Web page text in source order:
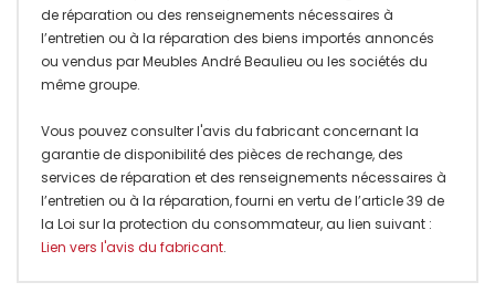
de réparation ou des renseignements nécessaires à
l’entretien ou à la réparation des biens importés annoncés
ou vendus par Meubles André Beaulieu ou les sociétés du
même groupe.
Vous pouvez consulter l'avis du fabricant concernant la
garantie de disponibilité des pièces de rechange, des
services de réparation et des renseignements nécessaires à
l’entretien ou à la réparation, fourni en vertu de l’article 39 de
la Loi sur la protection du consommateur, au lien suivant :
Lien vers l'avis du fabricant.